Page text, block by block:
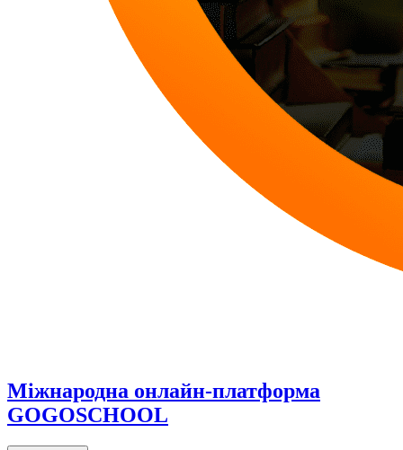
Міжнародна онлайн-платформа
GOGOSCHOOL